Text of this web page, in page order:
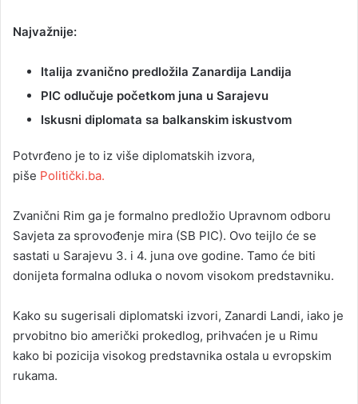
Najvažnije:
Italija zvanično predložila Zanardija Landija
PIC odlučuje početkom juna u Sarajevu
Iskusni diplomata sa balkanskim iskustvom
Potvrđeno je to iz više diplomatskih izvora,
piše Politički.ba.
Zvanični Rim ga je formalno predložio Upravnom odboru
Savjeta za sprovođenje mira (SB PIC). Ovo teijlo će se
sastati u Sarajevu 3. i 4. juna ove godine. Tamo će biti
donijeta formalna odluka o novom visokom predstavniku.
Kako su sugerisali diplomatski izvori, Zanardi Landi, iako je
prvobitno bio američki prokedlog, prihvaćen je u Rimu
kako bi pozicija visokog predstavnika ostala u evropskim
rukama.